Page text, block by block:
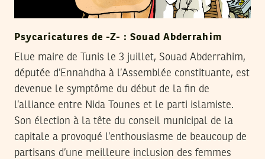
Psycaricatures de -Z- : Souad Abderrahim
Elue maire de Tunis le 3 juillet, Souad Abderrahim,
députée d’Ennahdha à l’Assemblée constituante, est
devenue le symptôme du début de la fin de
l’alliance entre Nida Tounes et le parti islamiste.
Son élection à la tête du conseil municipal de la
capitale a provoqué l’enthousiasme de beaucoup de
partisans d’une meilleure inclusion des femmes